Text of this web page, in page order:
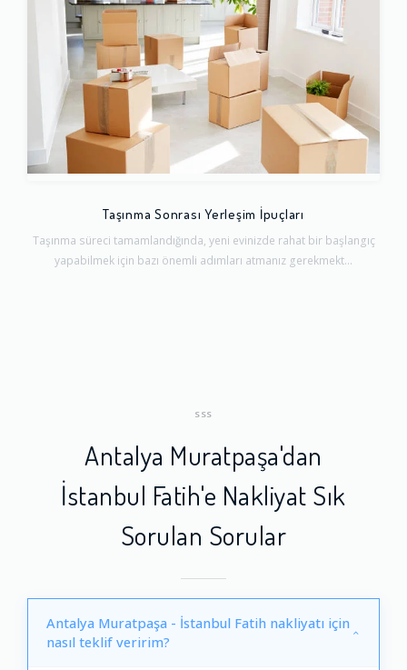
Taşınma Sonrası Yerleşim İpuçları
Taşınma süreci tamamlandığında, yeni evinizde rahat bir başlangıç
yapabilmek için bazı önemli adımları atmanız gerekmekt...
SSS
Antalya Muratpaşa'dan
İstanbul Fatih'e Nakliyat Sık
Sorulan Sorular
Antalya Muratpaşa - İstanbul Fatih nakliyatı için
nasıl teklif veririm?